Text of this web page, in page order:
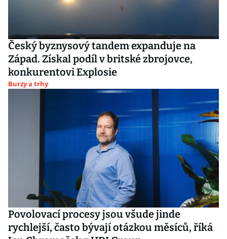
Český byznysový tandem expanduje na
Západ. Získal podíl v britské zbrojovce,
konkurentovi Explosie
Burzy a trhy
Povolovací procesy jsou všude jinde
rychlejší, často bývají otázkou měsíců, říká